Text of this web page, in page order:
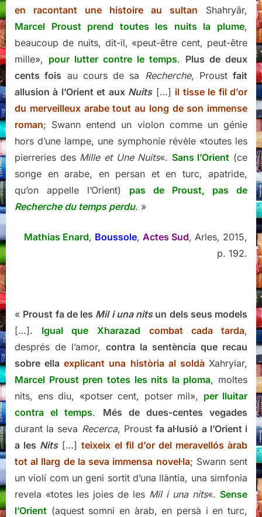
en racontant une histoire au sultan Shahryâr,
Marcel Proust prend toutes les nuits la plume,
beaucoup de nuits, dit-il, «peut-être cent, peut-être
mille», pour lutter contre le temps. Plus de deux
cents fois au cours de sa Recherche, Proust fait
allusion à l’Orient et aux Nuits[…] il tisse le fil d’or
du merveilleux arabe tout au long de son immense
roman; Swann entend un violon comme un génie
hors d’une lampe, une symphonie révèle «toutes les
pierreries des Mille et Une Nuits«. Sans l’Orient (ce
songe en arabe, en persan et en turc, apatride,
qu’on appelle l’Orient) pas de Proust, pas de
Recherche du temps perdu. »
Mathias Enard, Boussole, Actes Sud, Arles, 2015,
p. 192.
« Proust fa de les Mil i una nits un dels seus models
[…]. Igual que Xharazad combat cada tarda,
després de l’amor, contra la sentència que recau
sobre ellaexplicant una història al soldà Xahryiar,
Marcel Proust pren totes les nits la ploma, moltes
nits, ens diu, «potser cent, potser mil», per lluitar
contra el temps. Més de dues-centes vegades
durant la seva Recerca, Proustfa al·lusió a l’Orient i
a les Nits[…]teixeix el fil d’or del meravellós àrab
tot al llarg de la seva immensa novel·la; Swann sent
un violí com un geni sortit d’una llàntia, una simfonia
revela «totes les joies de les Mil i una nits«. Sense
l’Orient (aquest somni en àrab, en persà i en turc,